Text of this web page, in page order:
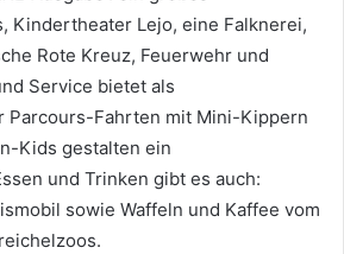
Kindertheater Lejo, eine Falknerei,
Rote Kreuz, Feuerwehr und
Service bietet als
Parcours-Fahrten mit Mini-Kippern
Kids gestalten ein
und Trinken gibt es auch:
sowie Waffeln und Kaffee vom